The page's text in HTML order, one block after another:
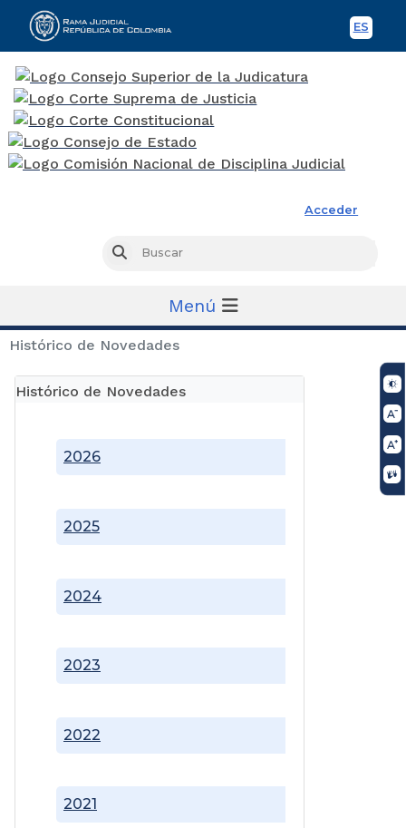
ES
Acceder
Buscar
Menú
Histórico de Novedades
Histórico de Novedades
2021
2022
2023
2024
2025
2026